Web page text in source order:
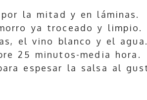
la mitad y en láminas.
ya troceado y limpio.
el vino blanco y el agua.
25 minutos-media hora.
espesar la salsa al